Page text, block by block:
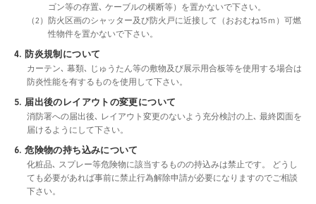
ゴン等の存置､ ケーブルの横断等）を置かないで下さい。
（2）防火区画のシャッター及び防火戸に近接して（おおむね15ｍ）可燃
性物件を置かないで下さい。
4. 防炎規制について
カーテン､ 幕類､ じゅうたん等の敷物及び展示用合板等を使用する場合は
防炎性能を有するものを使用して下さい。
5. 届出後のレイアウトの変更について
消防署への届出後､ レイアウト変更のないよう充分検討の上､ 最終図面を
届けるようにして下さい。
6. 危険物の持ち込みについて
化粧品､ スプレー等危険物に該当するものの持込みは禁止です。 どうし
ても必要があれば事前に禁止行為解除申請が必要になりますのでご相談
下さい。